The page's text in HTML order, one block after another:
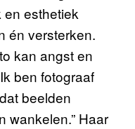
en esthetiek
én versterken.
kan angst en
ben fotograaf
beelden
wankelen.” Haar